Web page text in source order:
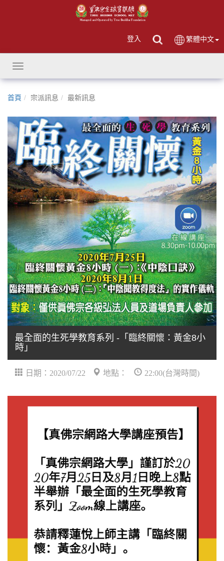
登入 繁體中文
Toggle
navigation
首頁 宗派訊息 最新訊息
最全面的生死學教育系列 -「臨終關懷：黃金8小
時」
日期：2020/07/22 地點： 22:00(台灣時間)